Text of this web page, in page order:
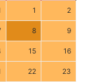
1 2
8 9
15 16
22 23